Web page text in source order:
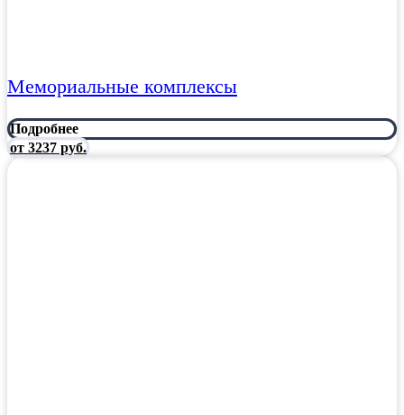
Мемориальные комплексы
Подробнее
от 3237 руб.